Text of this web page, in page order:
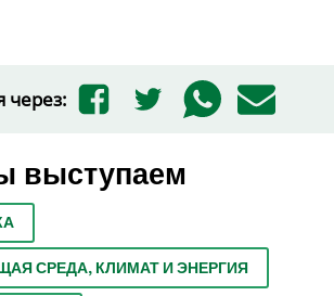
через:
выступаем
СРЕДА, КЛИМАТ И ЭНЕРГИЯ